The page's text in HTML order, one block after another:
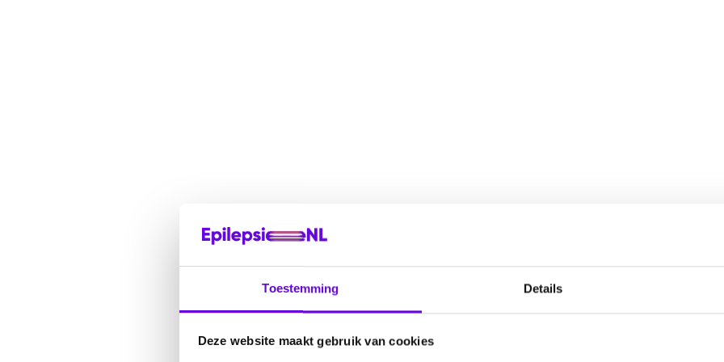
Toestemming Details
Deze website maakt gebruik van cookies